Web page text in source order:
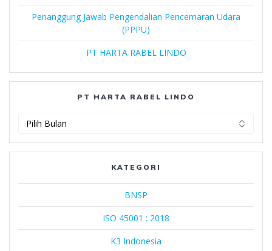
Penanggung Jawab Pengendalian Pencemaran Udara
(PPPU)
PT HARTA RABEL LINDO
PT HARTA RABEL LINDO
Rabel
Lindo
KATEGORI
BNSP
ISO 45001 : 2018
K3 Indonesia